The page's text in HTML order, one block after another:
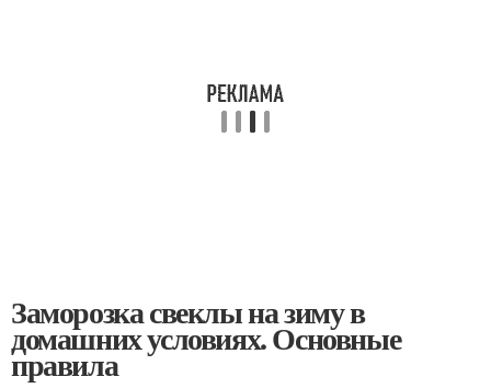
Заморозка свеклы на зиму в
домашних условиях. Основные
правила